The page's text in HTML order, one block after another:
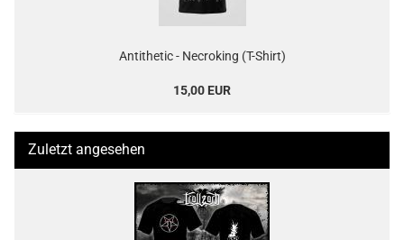
Antithetic - Necroking (T-Shirt)
15,00 EUR
Zuletzt angesehen